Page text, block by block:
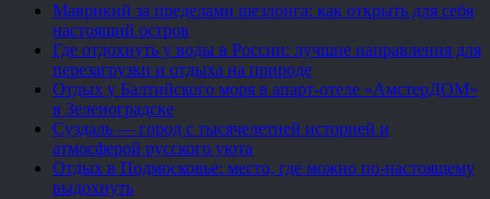
Маврикий за пределами шезлонга: как открыть для себя
настоящий остров
Где отдохнуть у воды в России: лучшие направления для
перезагрузки и отдыха на природе
Отдых у Балтийского моря в апарт-отеле «АмстерДОМ»
в Зеленоградске
Суздаль — город с тысячелетней историей и
атмосферой русского уюта
Отдых в Подмосковье: место, где можно по-настоящему
выдохнуть